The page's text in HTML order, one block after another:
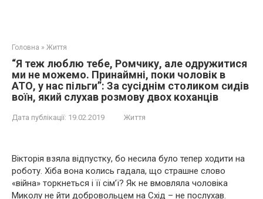
Головна » Життя
“Я теж люблю тебе, Ромчику, але одружитися
ми не можемо. Принаймні, поки чоловік в
АТО, у нас пільги”: За сусіднім столиком сидів
воїн, який слухав розмову двох коханців
Дата публікації: 19.02.2019 Життя
Вікторія взяла відпустку, бо несила було тепер ходити на
роботу. Хіба вона колись гадала, що страшне слово
«вiйна» торкнеться і її сім’ї? Як не вмовляла чоловіка
Миколу не йти добровольцем на Схід – не послухав.